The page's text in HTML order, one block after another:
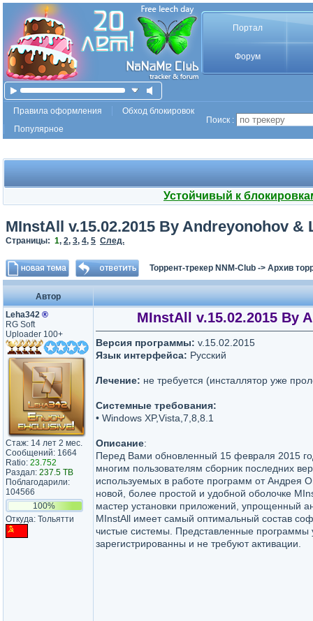
Портал
Форум
Правила оформления
Обход блокировок
Популярное
Поиск :
Устойчивый к
MInstAll v.15.02.2015 By Andreyonohov &
Страницы: 1, 2, 3, 4, 5 След.
Торрент-трекер NNM-Club -> Архив
Автор
Leha342 ®
RG Soft
Uploader 100+
Стаж: 14 лет 2 мес.
Сообщений: 1664
Ratio: 23.752
Раздал: 237.5 TB
Поблагодарили:
104566
100%
Откуда: Тольятти
MInstAll v.15.02.2015 By
Версия программы: v.15.02.2015
Язык интерфейса: Русский
Лечение: не требуется (инсталлятор уже
Системные требования:
• Windows XP,Vista,7,8,8.1
Описание:
Перед Вами обновленный 15 февраля 2015
многим пользователям сборник последних
используемых в работе программ от Андрея
новой, более простой и удобной оболочке
мастер установки приложений, упрощенный
MInstAll имеет самый оптимальный состав
чистые системы. Представленные программы
зарегистрированны и не требуют активации.